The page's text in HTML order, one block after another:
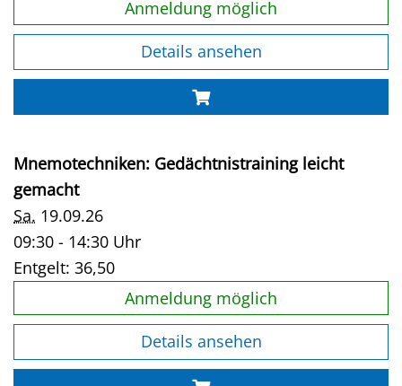
Anmeldung möglich
Details ansehen
Mnemotechniken: Gedächtnistraining leicht
gemacht
Sa. 19.09.26
09:30 - 14:30 Uhr
Entgelt: 36,50
Anmeldung möglich
Details ansehen